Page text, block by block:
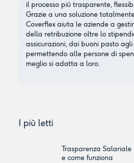
il processo più trasparente,
Grazie a una soluzione
Coverflex aiuta le aziende a
della retribuzione oltre lo
assicurazioni, dai buoni pasto agli
permettendo alle persone di
meglio si adatta a loro.
I più letti
Trasparenza Salariale
e come funziona